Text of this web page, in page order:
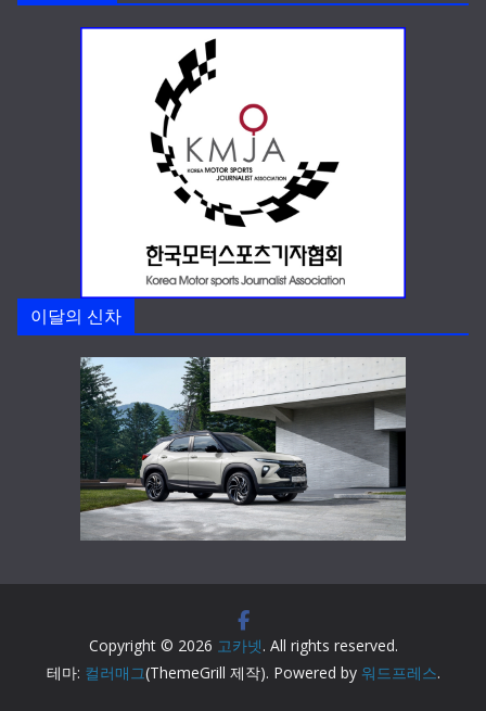
이달의 신차
Copyright © 2026 고카넷. All rights reserved.
테마: 컬러매그(ThemeGrill 제작). Powered by 워드프레스.